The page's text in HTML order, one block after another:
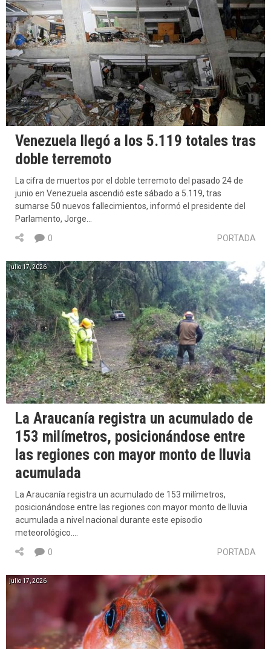
Venezuela llegó a los 5.119 totales tras
doble terremoto
La cifra de muertos por el doble terremoto del pasado 24 de
junio en Venezuela ascendió este sábado a 5.119, tras
sumarse 50 nuevos fallecimientos, informó el presidente del
Parlamento, Jorge…
PORTADA
0
julio 17, 2026
La Araucanía registra un acumulado de
153 milímetros, posicionándose entre
las regiones con mayor monto de lluvia
acumulada
La Araucanía registra un acumulado de 153 milímetros,
posicionándose entre las regiones con mayor monto de lluvia
acumulada a nivel nacional durante este episodio
meteorológico….
PORTADA
0
julio 17, 2026